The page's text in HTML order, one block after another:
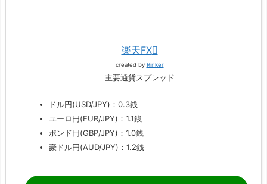
楽天FX
created by Rinker
主要通貨スプレッド
ドル円(USD/JPY)：0.3銭
ユーロ円(EUR/JPY)：1.1銭
ポンド円(GBP/JPY)：1.0銭
豪ドル円(AUD/JPY)：1.2銭